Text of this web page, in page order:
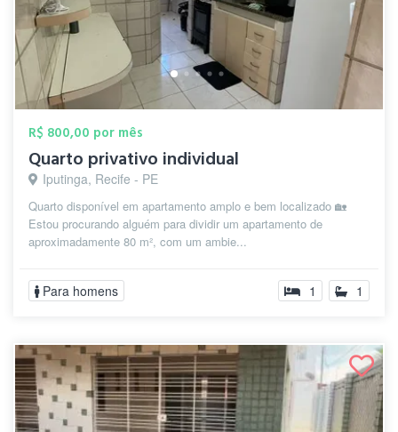
R$ 800,00 por mês
Quarto privativo individual
Iputinga, Recife - PE
Quarto disponível em apartamento amplo e bem localizado 🏡
Estou procurando alguém para dividir um apartamento de
aproximadamente 80 m², com um ambie...
Para homens 1 1